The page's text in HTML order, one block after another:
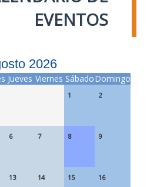
EVENTOS
2026
Jueves Viernes SábadoDomingo
1 2
6 7 8 9
13 14 15 16